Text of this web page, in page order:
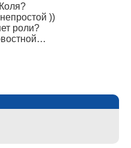
))
роли?